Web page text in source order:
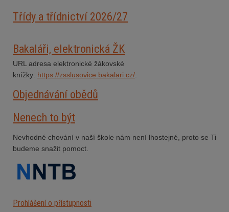
Třídy a třídnictví 2026/27
Bakaláři, elektronická ŽK
URL adresa elektronické žákovské
knížky: https://zsslusovice.bakalari.cz/
Objednávání obědů
Nenech to být
Nevhodné chování v naší škole nám není lhostejné, proto se Ti
budeme snažit pomoct.
Prohlášení o přístupnosti